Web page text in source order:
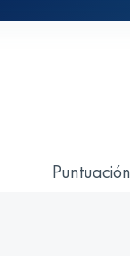
Puntuación